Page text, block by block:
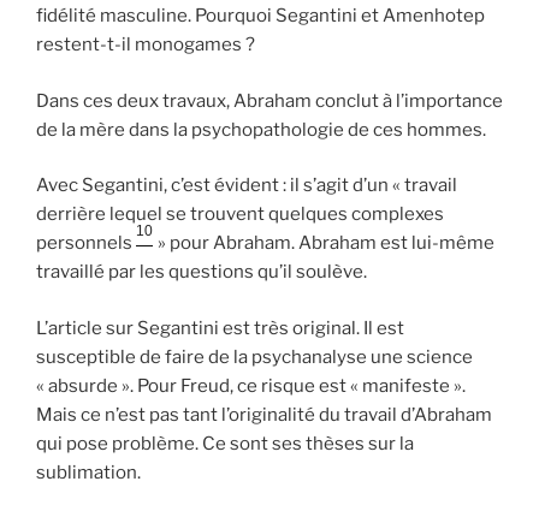
fidélité masculine. Pourquoi Segantini et Amenhotep
restent-t-il monogames ?
Dans ces deux travaux, Abraham conclut à l’importance
de la mère dans la psychopathologie de ces hommes.
Avec Segantini, c’est évident : il s’agit d’un « travail
derrière lequel se trouvent quelques complexes
personnels
10
» pour Abraham. Abraham est lui-même
travaillé par les questions qu’il soulève.
L’article sur Segantini est très original. Il est
susceptible de faire de la psychanalyse une science
« absurde ». Pour Freud, ce risque est « manifeste ».
Mais ce n’est pas tant l’originalité du travail d’Abraham
qui pose problème. Ce sont ses thèses sur la
sublimation.